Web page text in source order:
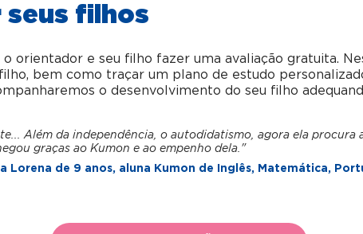
filhos
orientador e seu filho fazer uma avaliação gratuita.
bem como traçar um plano de estudo
o desenvolvimento do seu filho
Além da independência, o autodidatismo, agora ela procura
graças ao Kumon e ao empenho dela."
Lorena de 9 anos, aluna Kumon de Inglês, Matemática,